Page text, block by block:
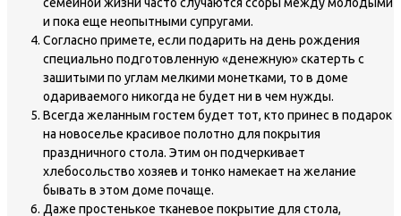
и пока еще неопытными супругами.
Согласно примете, если подарить на день рождения
специально подготовленную «денежную» скатерть с
зашитыми по углам мелкими монетками, то в доме
одариваемого никогда не будет ни в чем нужды.
Всегда желанным гостем будет тот, кто принес в подарок
на новоселье красивое полотно для покрытия
праздничного стола. Этим он подчеркивает
хлебосольство хозяев и тонко намекает на желание
бывать в этом доме почаще.
Даже простенькое тканевое покрытие для стола,